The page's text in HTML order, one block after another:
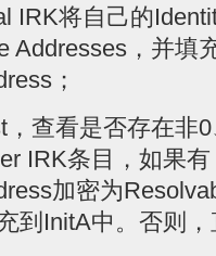
IRK将自己的
Addresses，并填
；
查看是否存在非
IRK条目，如果
加密为
到InitA中。否则